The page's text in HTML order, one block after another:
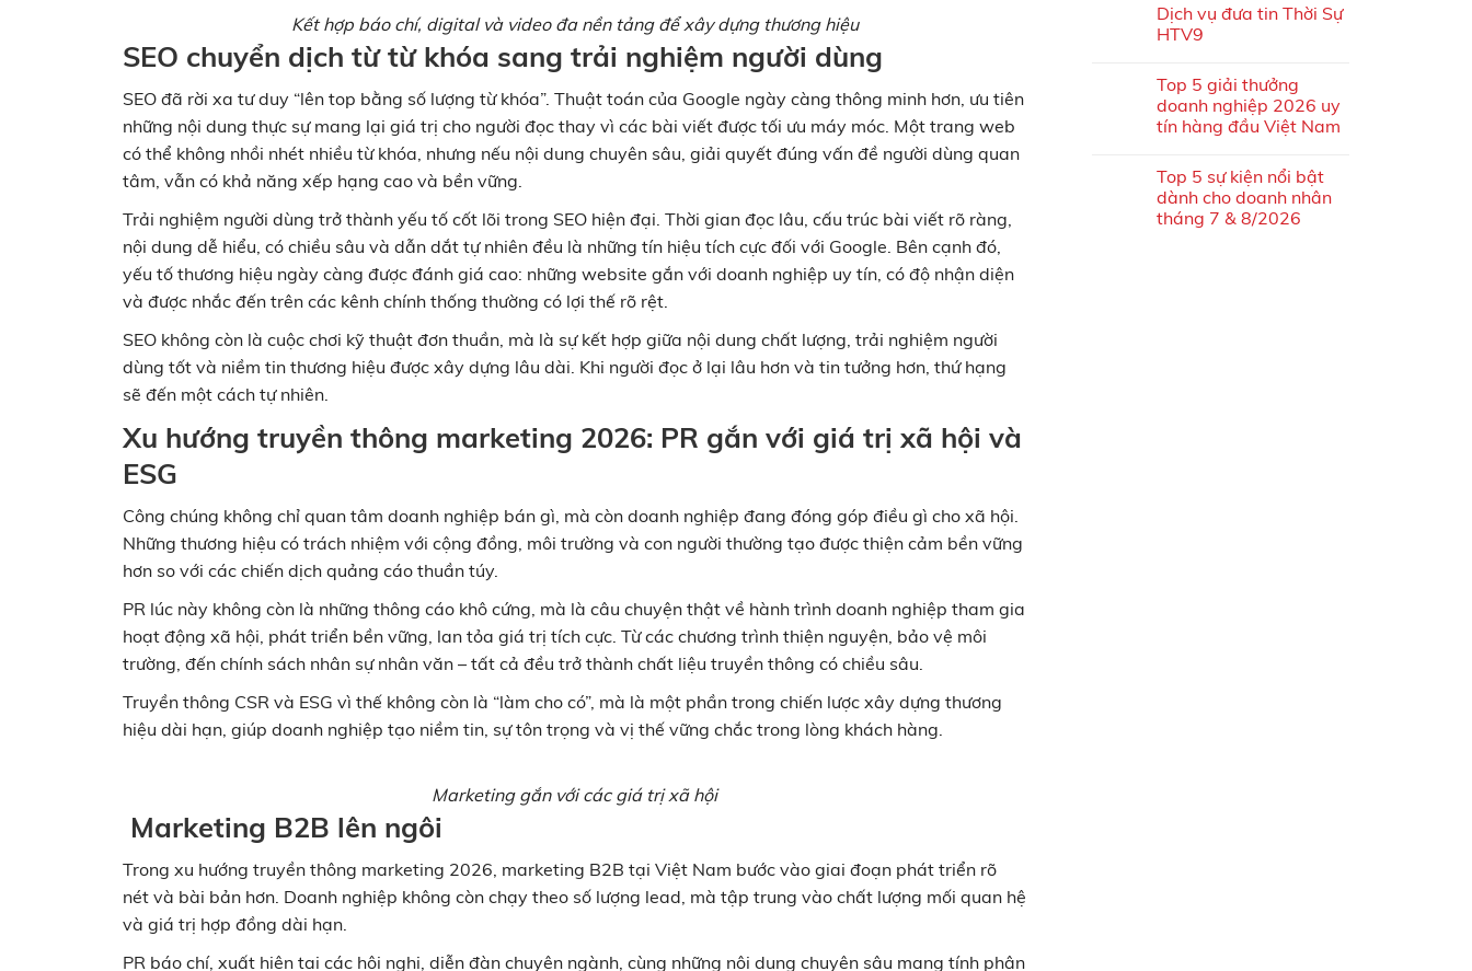
Kết hợp báo chí, digital và video đa nền tảng để xây dựng thương hiệu
SEO chuyển dịch từ từ khóa sang trải nghiệm người dùng
SEO đã rời xa tư duy “lên top bằng số lượng từ khóa”. Thuật toán của Google ngày càng thông minh hơn, ưu tiên
những nội dung thực sự mang lại giá trị cho người đọc thay vì các bài viết được tối ưu máy móc. Một trang web
có thể không nhồi nhét nhiều từ khóa, nhưng nếu nội dung chuyên sâu, giải quyết đúng vấn đề người dùng quan
tâm, vẫn có khả năng xếp hạng cao và bền vững.
Trải nghiệm người dùng trở thành yếu tố cốt lõi trong SEO hiện đại. Thời gian đọc lâu, cấu trúc bài viết rõ ràng,
nội dung dễ hiểu, có chiều sâu và dẫn dắt tự nhiên đều là những tín hiệu tích cực đối với Google. Bên cạnh đó,
yếu tố thương hiệu ngày càng được đánh giá cao: những website gắn với doanh nghiệp uy tín, có độ nhận diện
và được nhắc đến trên các kênh chính thống thường có lợi thế rõ rệt.
SEO không còn là cuộc chơi kỹ thuật đơn thuần, mà là sự kết hợp giữa nội dung chất lượng, trải nghiệm người
dùng tốt và niềm tin thương hiệu được xây dựng lâu dài. Khi người đọc ở lại lâu hơn và tin tưởng hơn, thứ hạng
sẽ đến một cách tự nhiên.
Xu hướng truyền thông marketing 2026: PR gắn với giá trị xã hội và
ESG
Công chúng không chỉ quan tâm doanh nghiệp bán gì, mà còn doanh nghiệp đang đóng góp điều gì cho xã hội.
Những thương hiệu có trách nhiệm với cộng đồng, môi trường và con người thường tạo được thiện cảm bền vững
hơn so với các chiến dịch quảng cáo thuần túy.
PR lúc này không còn là những thông cáo khô cứng, mà là câu chuyện thật về hành trình doanh nghiệp tham gia
hoạt động xã hội, phát triển bền vững, lan tỏa giá trị tích cực. Từ các chương trình thiện nguyện, bảo vệ môi
trường, đến chính sách nhân sự nhân văn – tất cả đều trở thành chất liệu truyền thông có chiều sâu.
Truyền thông CSR và ESG vì thế không còn là “làm cho có”, mà là một phần trong chiến lược xây dựng thương
hiệu dài hạn, giúp doanh nghiệp tạo niềm tin, sự tôn trọng và vị thế vững chắc trong lòng khách hàng.
Marketing gắn với các giá trị xã hội
Marketing B2B lên ngôi
Trong xu hướng truyền thông marketing 2026, marketing B2B tại Việt Nam bước vào giai đoạn phát triển rõ
nét và bài bản hơn. Doanh nghiệp không còn chạy theo số lượng lead, mà tập trung vào chất lượng mối quan hệ
và giá trị hợp đồng dài hạn.
PR báo chí, xuất hiện tại các hội nghị, diễn đàn chuyên ngành, cùng những nội dung chuyên sâu mang tính phân
Dịch vụ đưa tin Thời Sự
HTV9
Top 5 giải thưởng
doanh nghiệp 2026 uy
tín hàng đầu Việt Nam
Top 5 sự kiện nổi bật
dành cho doanh nhân
tháng 7 & 8/2026